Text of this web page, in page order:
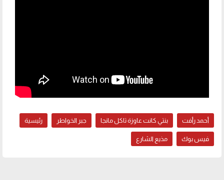
أحمد رأفت بنتي كانت عاوزة تاكل مانجا جبر الخواطر رئيسية
فيس بوك مذيع الشارع